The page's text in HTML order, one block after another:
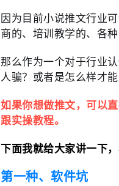
因为目前小说推文行业
商的、培训教学的、各种
那么作为一个对于行业
人骗？或者是怎么样才
如果你想做推文，可以
跟实操教程。
下面我就给大家讲一下
第一种、软件坑